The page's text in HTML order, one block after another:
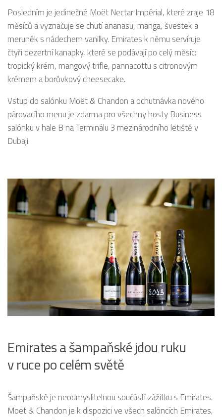
Posledním je jedinečné Moët Nectar Impérial, které zraje 18
měsíců a vyznačuje se chutí ananasu, manga, švestek a
meruněk s nádechem vanilky. Emirates k němu servíruje
čtyři dezertní kanapky, které se podávají po celý měsíc:
tropický krém, mangový trifle, pannacottu s citronovým
krémem a borůvkový cheesecake.
Vstup do salónku Moët & Chandon a ochutnávka nového
párovacího menu je zdarma pro všechny hosty Business
salónku v hale B na Terminálu 3 mezinárodního letiště v
Dubaji.
Emirates a šampaňské jdou ruku
v ruce po celém světě
Šampaňské je neodmyslitelnou součástí zážitku s Emirates.
Moët & Chandon je k dispozici ve všech salóncích Emirates,